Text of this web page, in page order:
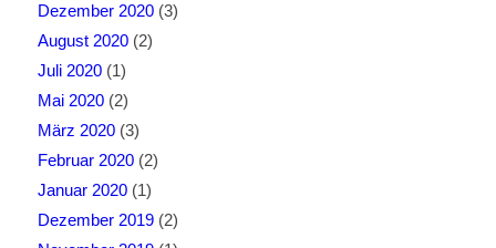
Dezember 2020(3)
August 2020(2)
Juli 2020(1)
Mai 2020(2)
März 2020(3)
Februar 2020(2)
Januar 2020(1)
Dezember 2019(2)